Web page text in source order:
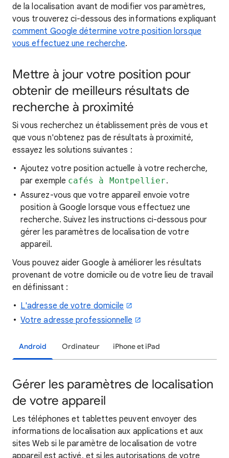
de la localisation avant de modifier vos paramètres,
vous trouverez ci-dessous des informations expliquant
comment Google détermine votre position lorsque
vous effectuez une recherche.
Mettre à jour votre position pour
obtenir de meilleurs résultats de
recherche à proximité
Si vous recherchez un établissement près de vous et
que vous n'obtenez pas de résultats à proximité,
essayez les solutions suivantes :
Ajoutez votre position actuelle à votre recherche,
par exemple cafés à Montpellier.
Assurez-vous que votre appareil envoie votre
position à Google lorsque vous effectuez une
recherche. Suivez les instructions ci-dessous pour
gérer les paramètres de localisation de votre
appareil.
Vous pouvez aider Google à améliorer les résultats
provenant de votre domicile ou de votre lieu de travail
en définissant :
L'adresse de votre domicile
Votre adresse professionnelle
Android Ordinateur iPhone et iPad
Gérer les paramètres de localisation
de votre appareil
Les téléphones et tablettes peuvent envoyer des
informations de localisation aux applications et aux
sites Web si le paramètre de localisation de votre
appareil est activé, et si les autorisations de votre